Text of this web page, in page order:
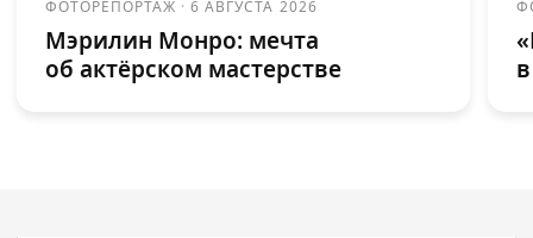
ФОТОРЕПОРТАЖ ·6 АВГУСТА 2026
Мэрилин Монро: мечта
об актёрском мастерстве